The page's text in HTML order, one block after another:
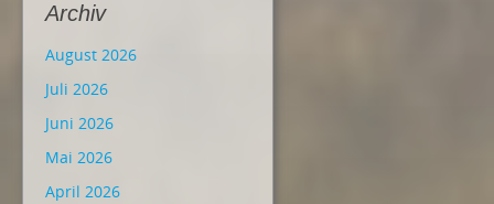
Archiv
August 2026
Juli 2026
Juni 2026
Mai 2026
April 2026